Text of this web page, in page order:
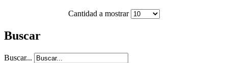
Cantidad a mostrar
Buscar
Buscar...